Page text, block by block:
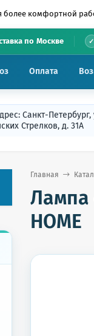
более комфортной
по Москве
Оплата
Санкт-Петербург,
Стрелков, д. 31А
Главная
Лампа
HOME